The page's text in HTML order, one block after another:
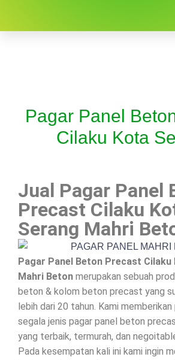
Pagar Panel
Cilaku Kota
Jual Pagar Panel
Precast Cilaku
Serang Mahri
Pagar Panel Beton Precast Cilaku
Mahri Beton merupakan sebuah
beton & kolom beton precast yang
lebih dari 20 tahun. Kami memberikan
segala jenis pagar panel beton
yang terbaik, termurah, dan
Pada kesempatan kali ini kami ingin